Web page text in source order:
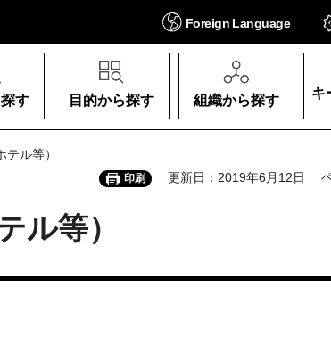
Foreign Language
す 目的から探す 組織から探す
キ
ル等）
印刷 更新日：2019年6月12日
ル等）